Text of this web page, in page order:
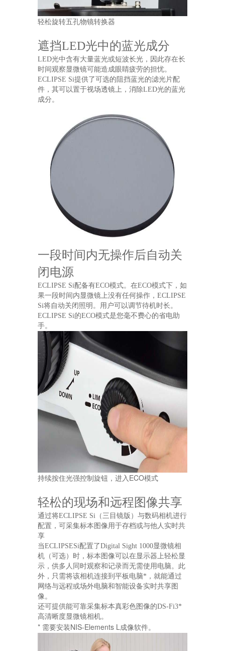
轻松旋转五孔物镜转换器
遮挡LED光中的蓝光成分
LED光中含有大量蓝光或短波长光，因此存在长
时间观察显微镜可能造成眼睛疲劳的担忧。
ECLIPSE Si提供了可选的阻挡蓝光的滤光片配
件，其可以置于视场透镜上，消除LED光的蓝光
成分。
一段时间内无操作后自动关
闭电源
ECLIPSE Si配备有ECO模式。在ECO模式下，如
果一段时间内显微镜上没有任何操作，ECLIPSE
Si将自动关闭照明。用户可以调节待机时长。
ECLIPSE Si的ECO模式是您毫不费心的省电助
手。
持续按住光强控制旋钮，进入ECO模式
轻松的现场和远程图像共享
通过将ECLIPSE Si（三目镜版）与数码相机进行
配置，可采集标本图像用于存档或与他人实时共
享
当ECLIPSESi配置了Digital Sight 1000显微镜相
机（可选）时，标本图像可以在显示器上轻松显
示，供多人同时观察和记录而无需使用电脑。此
外，只需将该相机连接到平板电脑*，就能通过
网络与远程或场外电脑和智能设备实时共享图
像。
还可提供能可靠采集标本真彩色图像的DS-Fi3*
高清晰度显微镜相机。
* 需要安装NIS-Elements L成像软件。